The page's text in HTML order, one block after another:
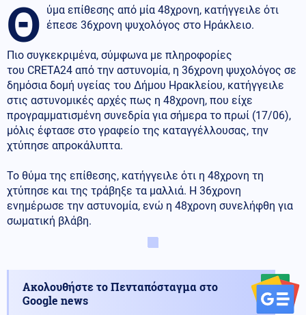
Θ ύμα επίθεσης από μία 48χρονη, κατήγγειλε ότι
έπεσε 36χρονη ψυχολόγος στο Ηράκλειο.
Πιο συγκεκριμένα, σύμφωνα με πληροφορίες
του CRETA24 από την αστυνομία, η 36χρονη ψυχολόγος σε
δημόσια δομή υγείας του Δήμου Ηρακλείου, κατήγγειλε
στις αστυνομικές αρχές πως η 48χρονη, που είχε
προγραμματισμένη συνεδρία για σήμερα το πρωί (17/06),
μόλις έφτασε στο γραφείο της καταγγέλλουσας, την
χτύπησε απροκάλυπτα.
Το θύμα της επίθεσης, κατήγγειλε ότι η 48χρονη τη
χτύπησε και της τράβηξε τα μαλλιά. Η 36χρονη
ενημέρωσε την αστυνομία, ενώ η 48χρονη συνελήφθη για
σωματική βλάβη.
Ακολουθήστε το Πενταπόσταγμα στο
Google news